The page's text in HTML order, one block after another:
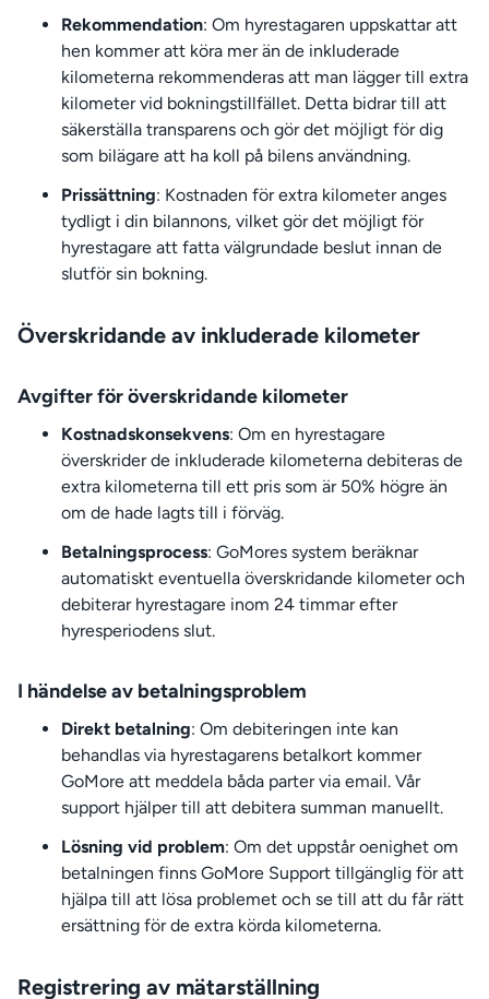
Rekommendation: Om hyrestagaren uppskattar att
hen kommer att köra mer än de inkluderade
kilometerna rekommenderas att man lägger till extra
kilometer vid bokningstillfället. Detta bidrar till att
säkerställa transparens och gör det möjligt för dig
som bilägare att ha koll på bilens användning.
Prissättning: Kostnaden för extra kilometer anges
tydligt i din bilannons, vilket gör det möjligt för
hyrestagare att fatta välgrundade beslut innan de
slutför sin bokning.
Överskridande av inkluderade kilometer
Avgifter för överskridande kilometer
Kostnadskonsekvens: Om en hyrestagare
överskrider de inkluderade kilometerna debiteras de
extra kilometerna till ett pris som är 50% högre än
om de hade lagts till i förväg.
Betalningsprocess: GoMores system beräknar
automatiskt eventuella överskridande kilometer och
debiterar hyrestagare inom 24 timmar efter
hyresperiodens slut.
I händelse av betalningsproblem
Direkt betalning: Om debiteringen inte kan
behandlas via hyrestagarens betalkort kommer
GoMore att meddela båda parter via email. Vår
support hjälper till att debitera summan manuellt.
Lösning vid problem: Om det uppstår oenighet om
betalningen finns GoMore Support tillgänglig för att
hjälpa till att lösa problemet och se till att du får rätt
ersättning för de extra körda kilometerna.
Registrering av mätarställning